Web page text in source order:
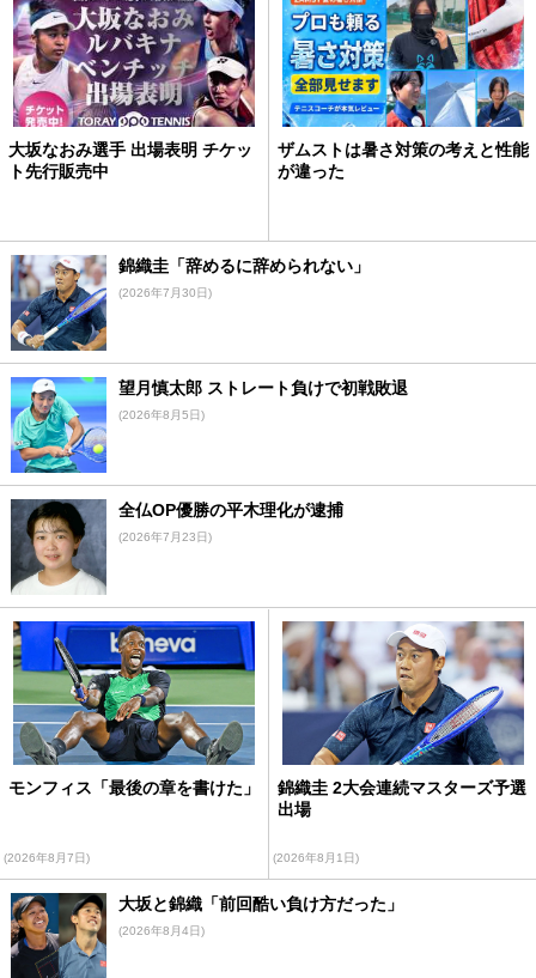
大坂なおみ選手 出場表明 チケッ
ト先行販売中
ザムストは暑さ対策の考えと性能
が違った
錦織圭「辞めるに辞められない」
(2026年7月30日)
望月慎太郎 ストレート負けで初戦敗退
(2026年8月5日)
全仏OP優勝の平木理化が逮捕
(2026年7月23日)
モンフィス「最後の章を書けた」
(2026年8月7日)
錦織圭 2大会連続マスターズ予選
出場
(2026年8月1日)
大坂と錦織「前回酷い負け方だった」
(2026年8月4日)